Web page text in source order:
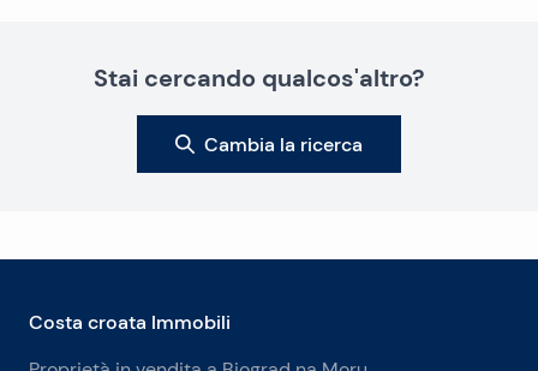
Stai cercando qualcos'altro?
Cambia la ricerca
Costa croata Immobili